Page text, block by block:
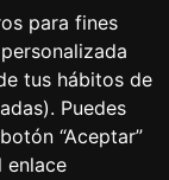
para fines
tus hábitos de
Puedes
“Aceptar”
enlace